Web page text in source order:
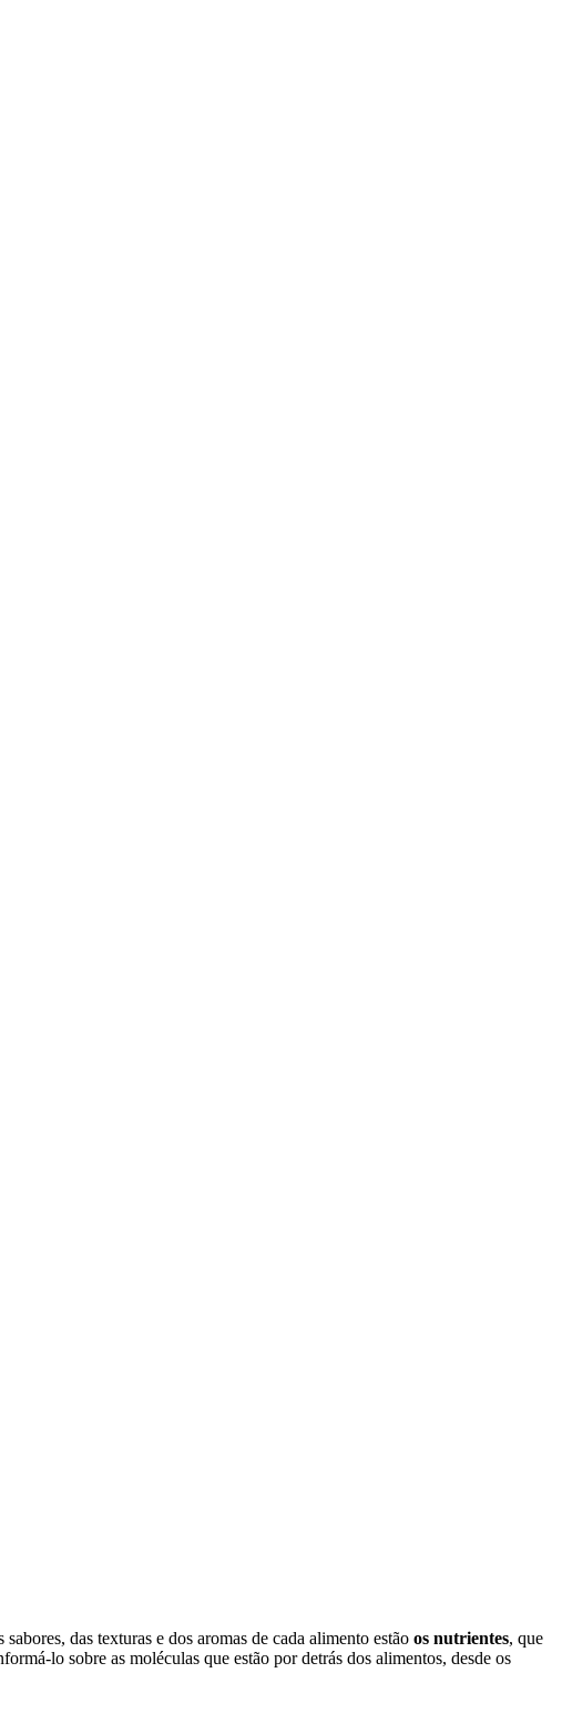
sabores, das texturas e dos aromas de cada alimento estão os nutrientes, que
lo sobre as moléculas que estão por detrás dos alimentos, desde os